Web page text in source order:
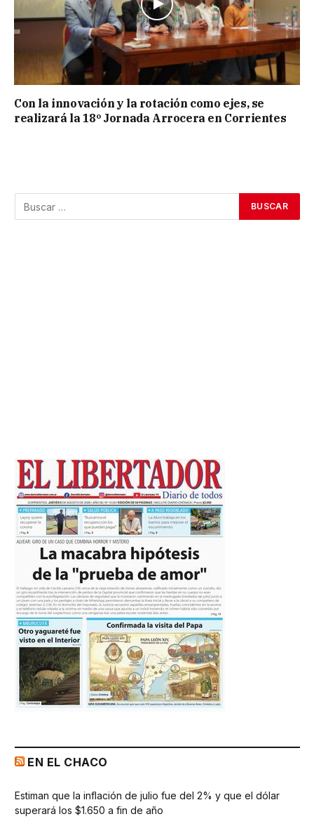
Con la innovación y la rotación como ejes, se
realizará la 18º Jornada Arrocera en Corrientes
EN EL CHACO
Estiman que la inflación de julio fue del 2% y que el dólar
superará los $1.650 a fin de año